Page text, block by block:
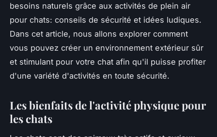
besoins naturels grâce aux activités de plein air
pour chats: conseils de sécurité et idées ludiques.
Dans cet article, nous allons explorer comment
vous pouvez créer un environnement extérieur sûr
et stimulant pour votre chat afin qu'il puisse profiter
d'une variété d'activités en toute sécurité.
Les bienfaits de l'activité physique pour
les chats